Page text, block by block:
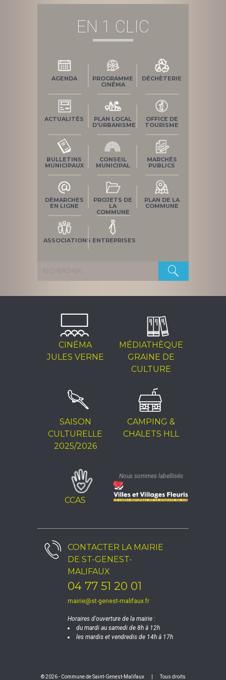
EN 1 CLIC
AGENDA
PROGRAMME
CINÉMA
DÉCHÈTERIE
ACTUALITÉS
PLAN LOCAL
D'URBANISME
OFFICE DE
TOURISME
BULLETINS
MUNICIPAUX
CONSEIL
MUNICIPAL
MARCHÉS
PUBLICS
DÉMARCHES
EN LIGNE
PROJETS DE
LA
COMMUNE
PLAN DE LA
COMMUNE
ASSOCIATIONS ENTREPRISES
Rechercher :
CINÉMA
JULES VERNE
MÉDIATHÈQUE
GRAINE DE
CULTURE
SAISON
CULTURELLE
2025/2026
CAMPING &
CHALETS HLL
CCAS
Nous sommes labellisés
CONTACTER LA MAIRIE
DE ST-GENEST-
MALIFAUX
04 77 51 20 01
mairie@st-genest-malifaux.fr
Horaires d'ouverture de la mairie :
du mardi au samedi de 8h à 12h
les mardis et vendredis de 14h à 17h
© 2026 - Commune de Saint-Genest-Malifaux Tous droits